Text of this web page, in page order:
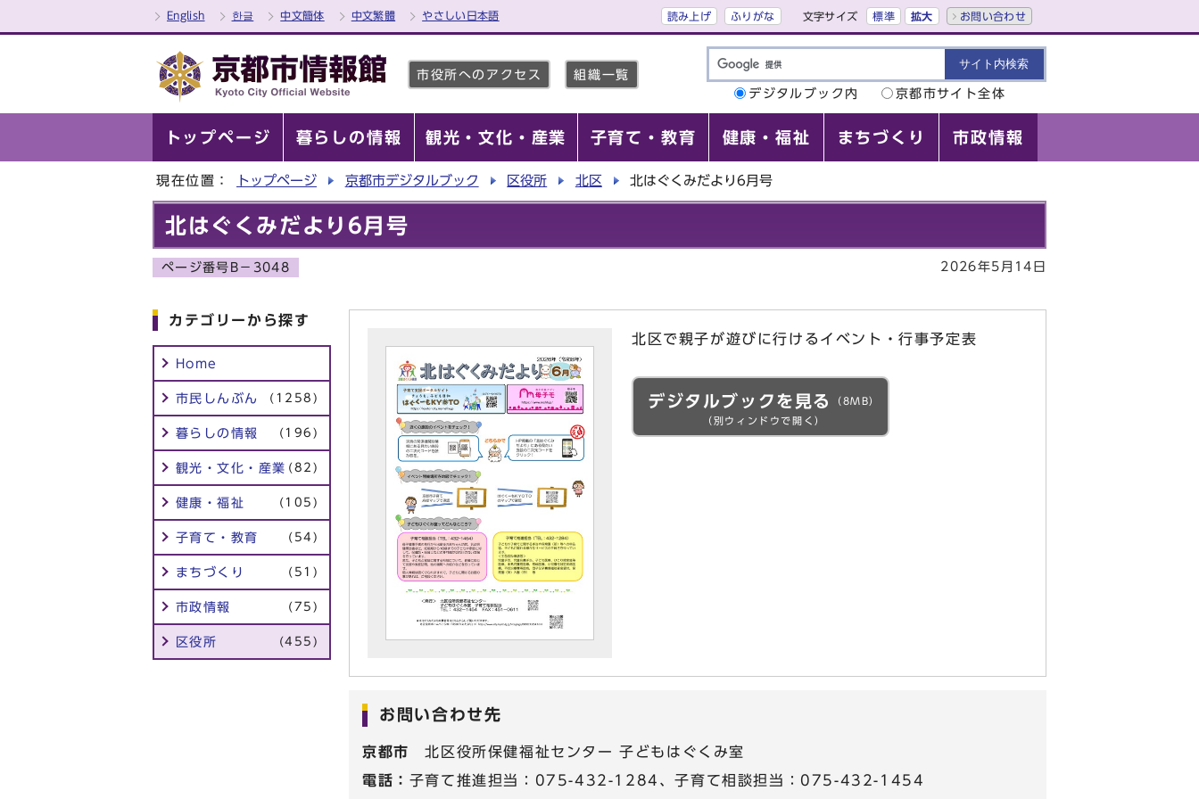
English 한글 中文簡体 中文繁體 やさしい日本語 読み上げ ふりがな 文字サイズ 標準 拡大 お問い合わせ
市役所へのアクセス
組織一覧
デジタルブック内
京都市サイト全体
トップページ 暮らしの情報 観光・文化・産業 子育て・教育 健康・福祉 まちづくり 市政情報
現在位置： トップページ 京都市デジタルブック 区役所 北区 北はぐくみだより6月号
北はぐくみだより6月号
ページ番号B－3048 2026年5月14日
カテゴリーから探す
Home
市民しんぶん (1258)
暮らしの情報 (196)
観光・文化・産業 (82)
健康・福祉 (105)
子育て・教育 (54)
まちづくり (51)
市政情報 (75)
区役所 (455)
北区で親子が遊びに行けるイベント・行事予定表
デジタルブックを見る
（8MB）
（別ウィンドウで開く）
お問い合わせ先
京都市
北区役所保健福祉センター 子どもはぐくみ室
電話： 子育て推進担当：075-432-1284、子育て相談担当：075-432-1454